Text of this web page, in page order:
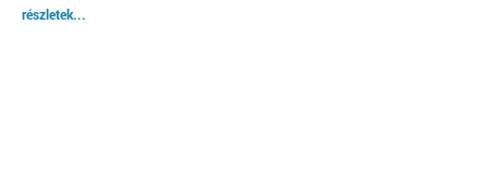
részletek...